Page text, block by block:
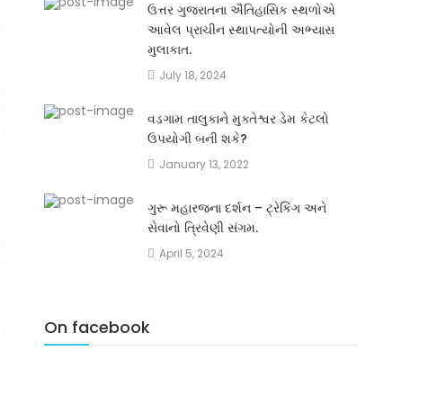
ઉત્તર ગુજરાતના ઐતિહાસિક સ્થળોએ
આવેલ પ્રાચીન સ્થાપત્યોની અભ્યાસ
મુલાકાત.
July 18, 2024
વડગામ તાલુકાને મુક્તેશ્વર ડેમ કેટલો
ઉપયોગી બની શકે?
January 13, 2022
ગુરૂ મહારજના દર્શન – ટ્રેકિંગ અને
સેવાનો ત્રિવેણી સંગમ.
April 5, 2024
On facebook